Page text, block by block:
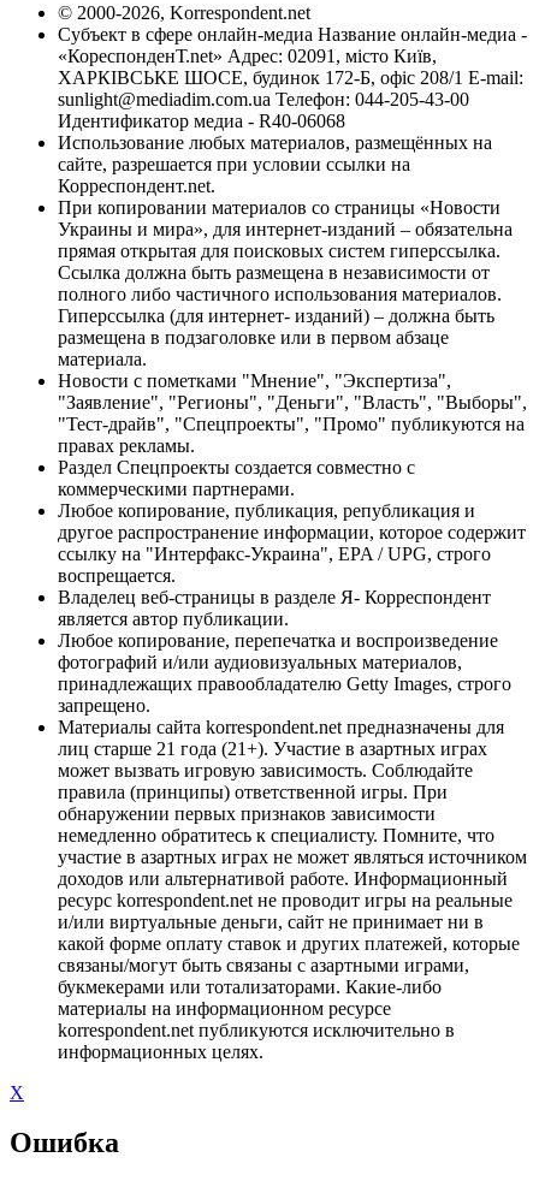
© 2000-2026, Korrespondent.net
Субъект в сфере онлайн-медиа Название онлайн-медиа -
«КореспонденТ.net» Адрес: 02091, місто Київ,
ХАРКІВСЬКЕ ШОСЕ, будинок 172-Б, офіс 208/1 E-mail:
sunlight@mediadim.com.ua Телефон: 044-205-43-00
Идентификатор медиа - R40-06068
Использование любых материалов, размещённых на
сайте, разрешается при условии ссылки на
Корреспондент.net.
При копировании материалов со страницы «Новости
Украины и мира», для интернет-изданий – обязательна
прямая открытая для поисковых систем гиперссылка.
Ссылка должна быть размещена в независимости от
полного либо частичного использования материалов.
Гиперссылка (для интернет- изданий) – должна быть
размещена в подзаголовке или в первом абзаце
материала.
Новости с пометками "Мнение", "Экспертиза",
"Заявление", "Регионы", "Деньги", "Власть", "Выборы",
"Тест-драйв", "Спецпроекты", "Промо" публикуются на
правах рекламы.
Раздел Спецпроекты создается совместно с
коммерческими партнерами.
Любое копирование, публикация, републикация и
другое распространение информации, которое содержит
ссылку на "Интерфакс-Украина", EPA / UPG, строго
воспрещается.
Владелец веб-страницы в разделе Я- Корреспондент
является автор публикации.
Любое копирование, перепечатка и воспроизведение
фотографий и/или аудиовизуальных материалов,
принадлежащих правообладателю Getty Images, строго
запрещено.
Материалы сайта korrespondent.net предназначены для
лиц старше 21 года (21+). Участие в азартных играх
может вызвать игровую зависимость. Соблюдайте
правила (принципы) ответственной игры. При
обнаружении первых признаков зависимости
немедленно обратитесь к специалисту. Помните, что
участие в азартных играх не может являться источником
доходов или альтернативой работе. Информационный
ресурс korrespondent.net не проводит игры на реальные
и/или виртуальные деньги, сайт не принимает ни в
какой форме оплату ставок и других платежей, которые
связаны/могут быть связаны с азартными играми,
букмекерами или тотализаторами. Какие-либо
материалы на информационном ресурсе
korrespondent.net публикуются исключительно в
информационных целях.
X
Ошибка